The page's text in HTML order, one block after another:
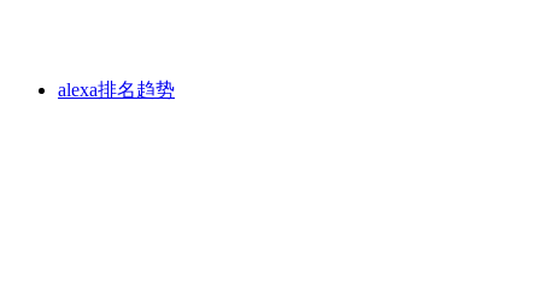
alexa排名趋势